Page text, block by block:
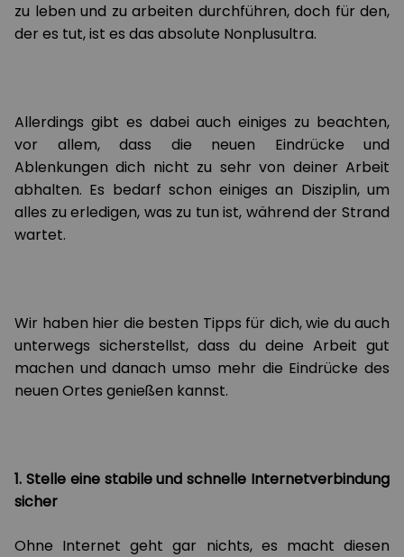
zu leben und zu arbeiten durchführen, doch für den,
der es tut, ist es das absolute Nonplusultra.
Allerdings gibt es dabei auch einiges zu beachten,
vor allem, dass die neuen Eindrücke und
Ablenkungen dich nicht zu sehr von deiner Arbeit
abhalten. Es bedarf schon einiges an Disziplin, um
alles zu erledigen, was zu tun ist, während der Strand
wartet.
Wir haben hier die besten Tipps für dich, wie du auch
unterwegs sicherstellst, dass du deine Arbeit gut
machen und danach umso mehr die Eindrücke des
neuen Ortes genießen kannst.
1. Stelle eine stabile und schnelle Internetverbindung
sicher
Ohne Internet geht gar nichts, es macht diesen